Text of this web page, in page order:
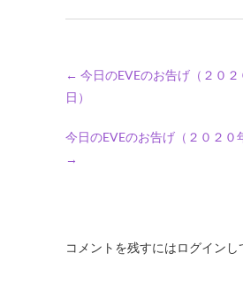
← 今日のEVEのお告げ（２０２
日）
今日のEVEのお告げ（２０２０
→
コメントを残すにはログインし